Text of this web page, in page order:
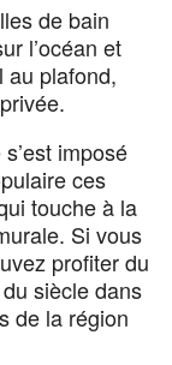
de bain
l’océan et
au plafond,
imposé
ces
touche à la
Si vous
profiter du
siècle dans
de la région